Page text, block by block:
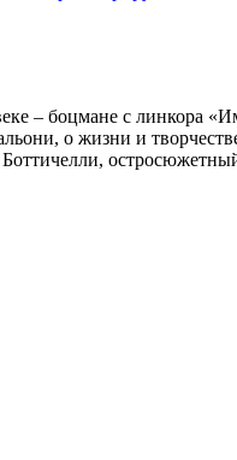
– боцмане с линкора
о жизни и